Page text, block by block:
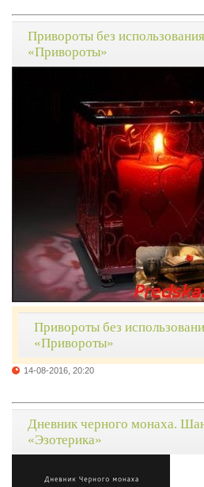
Привороты без
«Привороты»
Привороты без
«Привороты»
14-08-2016, 20:20
Дневник черного монаха.
«Эзотерика»